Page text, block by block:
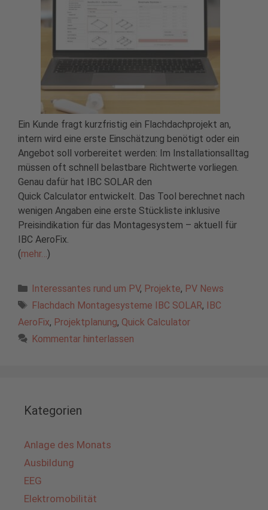
Ein Kunde fragt kurzfristig ein Flachdachprojekt an,
intern wird eine erste Einschätzung benötigt oder ein
Angebot soll vorbereitet werden: Im Installationsalltag
müssen oft schnell belastbare Richtwerte vorliegen.
Genau dafür hat IBC SOLAR den
Quick Calculator entwickelt. Das Tool berechnet nach
wenigen Angaben eine erste Stückliste inklusive
Preisindikation für das Montagesystem – aktuell für
IBC AeroFix.
(mehr…)
Kategorien
Interessantes rund um PV, Projekte, PV News
Schlagwörter
Flachdach Montagesysteme IBC SOLAR,
IBC
AeroFix, Projektplanung, Quick Calculator
Kommentar hinterlassen
Kategorien
Anlage des Monats
Ausbildung
EEG
Elektromobilität